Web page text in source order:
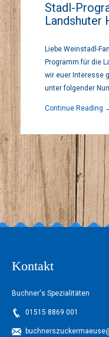
Stadl-
Landshuter
Liebe Weinstadl-
Programm für die
wir euer Interesse
unter folgender
Continue Reading
Kontakt
Buchner's Spezialitäten
01515 8869 001